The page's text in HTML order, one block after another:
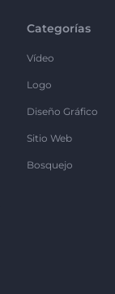
Categorías
Vídeo
Logo
Diseño Gráfico
Sitio Web
Bosquejo